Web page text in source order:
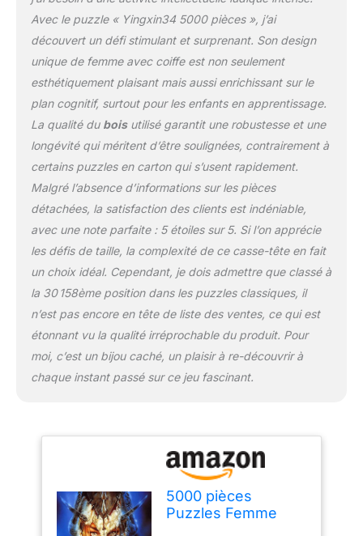
qualité composé de
planches en bois
respectueuses de
l'environnement, les
puzzles pour adultes
peuvent être accrochés
au mur pour la
décoration domestique
Nous avons un service
après-vente parfait, si
vous avez des
questions, veuillez nous
contacter à temps, nous
vous répondrons dans
temps, nous soutenons
également la
personnalisation des
puzzles, vous pouvez
Avec le puzzle « Yingxin34 5000 pièces », j’ai
découvert un défi stimulant et surprenant. Son design
unique de femme avec coiffe est non seulement
esthétiquement plaisant mais aussi enrichissant sur le
plan cognitif, surtout pour les enfants en apprentissage.
La qualité du boisutilisé garantit une robustesse et une
longévité qui méritent d’être soulignées, contrairement à
certains puzzles en carton qui s’usent rapidement.
Malgré l’absence d’informations sur les pièces
détachées, la satisfaction des clients est indéniable,
avec une note parfaite : 5 étoiles sur 5. Si l’on apprécie
les défis de taille, la complexité de ce casse-tête en fait
un choix idéal. Cependant, je dois admettre que classé à
la 30 158ème position dans les puzzles classiques, il
n’est pas encore en tête de liste des ventes, ce qui est
étonnant vu la qualité irréprochable du produit. Pour
moi, c’est un bijou caché, un plaisir à re-découvrir à
chaque instant passé sur ce jeu fascinant.
5000 pièces
Puzzles Femme